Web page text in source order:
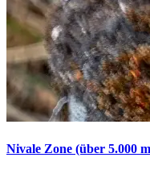
Nivale Zone (über 5.000